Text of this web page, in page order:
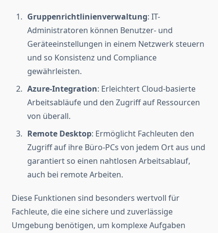
Gruppenrichtlinienverwaltung: IT-
Administratoren können Benutzer- und
Geräteeinstellungen in einem Netzwerk steuern
und so Konsistenz und Compliance
gewährleisten.
Azure-Integration: Erleichtert Cloud-basierte
Arbeitsabläufe und den Zugriff auf Ressourcen
von überall.
Remote Desktop: Ermöglicht Fachleuten den
Zugriff auf ihre Büro-PCs von jedem Ort aus und
garantiert so einen nahtlosen Arbeitsablauf,
auch bei remote Arbeiten.
Diese Funktionen sind besonders wertvoll für
Fachleute, die eine sichere und zuverlässige
Umgebung benötigen, um komplexe Aufgaben